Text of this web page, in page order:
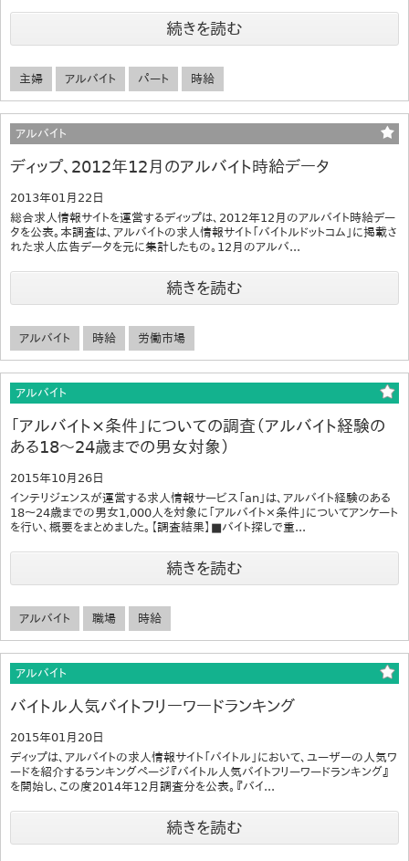
続きを読む
主婦 アルバイト パート 時給
アルバイト
ディップ、2012年12月のアルバイト時給データ
2013年01月22日
総合求人情報サイトを運営するディップは、2012年12月のアルバイト時給デー
タを公表。本調査は、アルバイトの求人情報サイト「バイトルドットコム」に掲載さ
れた求人広告データを元に集計したもの。12月のアルバ...
続きを読む
アルバイト 時給 労働市場
アルバイト
「アルバイト×条件」についての調査（アルバイト経験の
ある18～24歳までの男女対象）
2015年10月26日
インテリジェンスが運営する求人情報サービス「an」は、アルバイト経験のある
18～24歳までの男女1,000人を対象に「アルバイト×条件」についてアンケート
を行い、概要をまとめました。【調査結果】■バイト探しで重...
続きを読む
アルバイト 職場 時給
アルバイト
バイトル人気バイトフリーワードランキング
2015年01月20日
ディップは、アルバイトの求人情報サイト「バイトル」において、ユーザーの人気ワ
ードを紹介するランキングページ『バイトル人気バイトフリーワードランキング』
を開始し、この度2014年12月調査分を公表。『バイ...
続きを読む